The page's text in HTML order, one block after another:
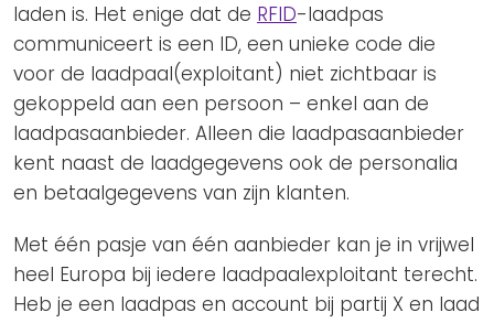
laden is. Het enige dat de RFID-laadpas
communiceert is een ID, een unieke code die
voor de laadpaal(exploitant) niet zichtbaar is
gekoppeld aan een persoon – enkel aan de
laadpasaanbieder. Alleen die laadpasaanbieder
kent naast de laadgegevens ook de personalia
en betaalgegevens van zijn klanten.
Met één pasje van één aanbieder kan je in vrijwel
heel Europa bij iedere laadpaalexploitant terecht.
Heb je een laadpas en account bij partij X en laad